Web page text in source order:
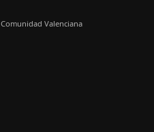
Comunidad Valenciana